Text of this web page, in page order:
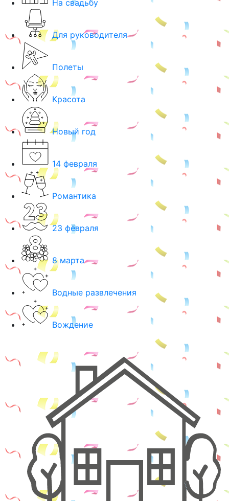
На свадьбу
Для руководителя
Полеты
Красота
Новый год
14 февраля
Романтика
23 февраля
8 марта
Водные развлечения
Вождение